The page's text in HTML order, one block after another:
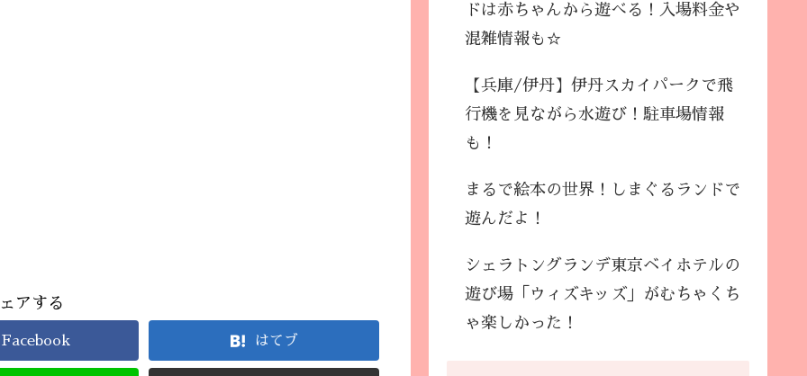
アする
Facebook はてブ
ドは赤ちゃんから遊べる！入場料金や
混雑情報も☆
【兵庫/伊丹】伊丹スカイパークで飛
行機を見ながら水遊び！駐車場情報
も！
まるで絵本の世界！しまぐるランドで
遊んだよ！
シェラトングランデ東京ベイホテルの
遊び場「ウィズキッズ」がむちゃくち
ゃ楽しかった！